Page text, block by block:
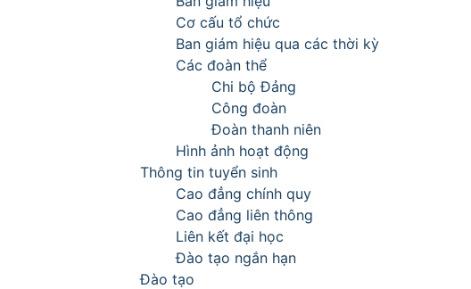
Cơ cấu tổ chức
Ban giám hiệu qua các thời kỳ
Các đoàn thể
Chi bộ Đảng
Công đoàn
Đoàn thanh niên
Hình ảnh hoạt động
Thông tin tuyển sinh
Cao đẳng chính quy
Cao đẳng liên thông
Liên kết đại học
Đào tạo ngắn hạn
Đào tạo